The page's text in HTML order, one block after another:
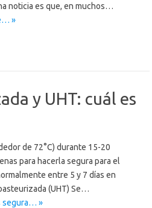
noticia es que, en muchos…
»
y UHT: cuál es
de 72°C) durante 15-20
para hacerla segura para el
entre 5 y 7 días en
(UHT) Se…
segura… »